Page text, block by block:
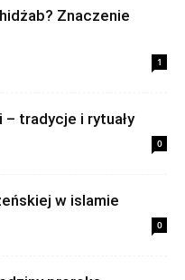
Znaczenie
1
tradycje i rytuały
0
w islamie
0